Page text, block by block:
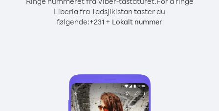
Liberia fra Tadsjikistan taster du
følgende:+231 + Lokalt nummer